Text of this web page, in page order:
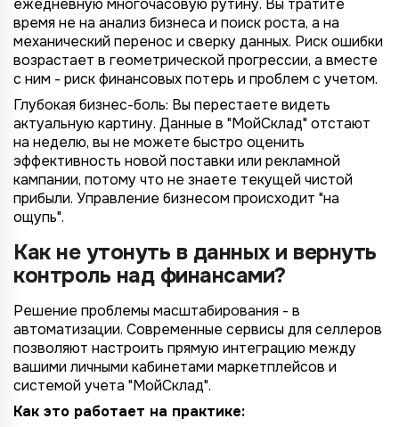
ежедневную многочасовую рутину. Вы тратите
время не на анализ бизнеса и поиск роста, а на
механический перенос и сверку данных. Риск ошибки
возрастает в геометрической прогрессии, а вместе
с ним - риск финансовых потерь и проблем с учетом.
Глубокая бизнес-боль: Вы перестаете видеть
актуальную картину. Данные в "МойСклад" отстают
на неделю, вы не можете быстро оценить
эффективность новой поставки или рекламной
кампании, потому что не знаете текущей чистой
прибыли. Управление бизнесом происходит "на
ощупь".
Как не утонуть в данных и вернуть
контроль над финансами?
Решение проблемы масштабирования - в
автоматизации. Современные сервисы для селлеров
позволяют настроить прямую интеграцию между
вашими личными кабинетами маркетплейсов и
системой учета "МойСклад".
Как это работает на практике: